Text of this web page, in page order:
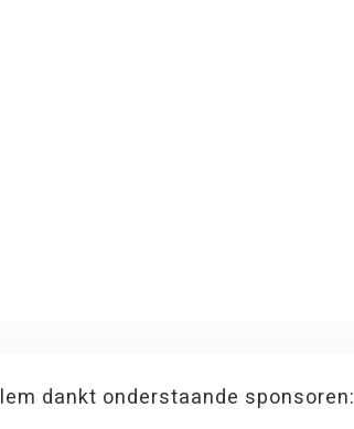
dankt onderstaande sponsoren: